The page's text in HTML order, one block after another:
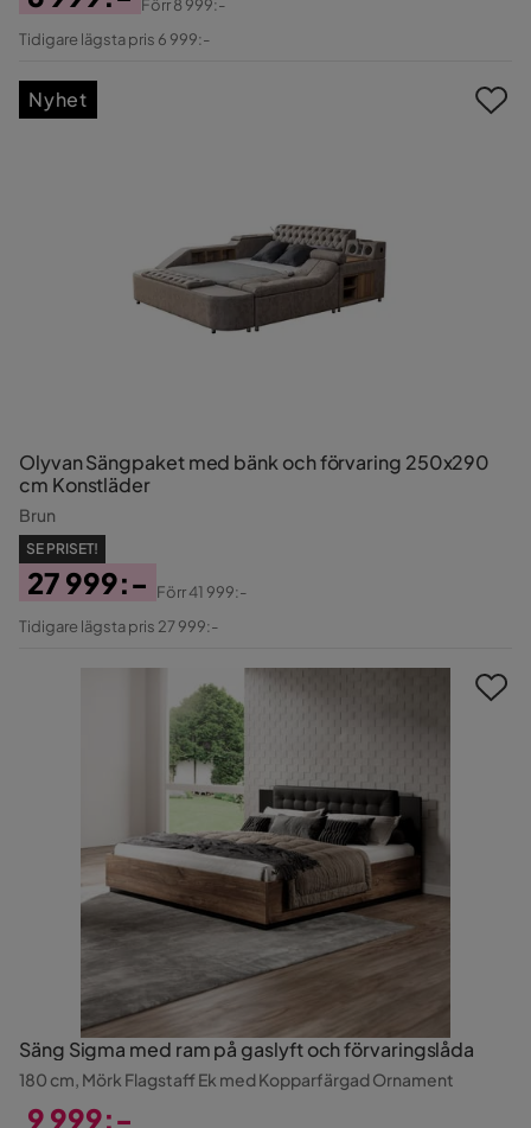
Pris
Original
Förr8 999:-
Tidigare lägsta pris 6 999:-
Olyvan Sängpaket med bänk och förvaring 250x290
cm Konstläder
Brun
SE PRISET!
Pris
27 999:-
Original
Förr41 999:-
Tidigare lägsta pris 27 999:-
Nyhet
Säng Sigma med ram på gaslyft och förvaringslåda
180 cm, Mörk Flagstaff Ek med Kopparfärgad Ornament
9 999:-